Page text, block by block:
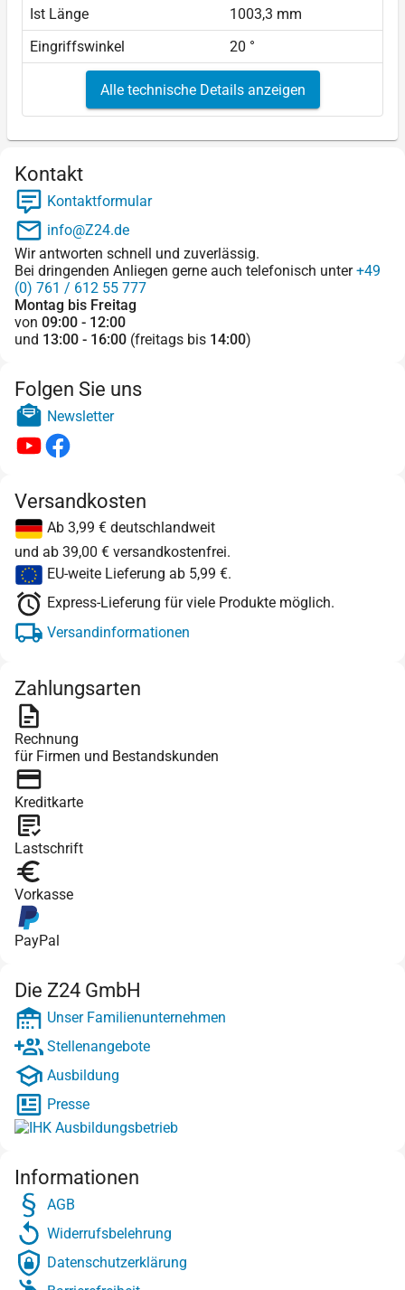
Ist Länge
1003,3 mm
Eingriffswinkel
20 °
Alle technische Details anzeigen
Kontakt
Kontaktformular
info@Z24.de
Wir antworten schnell und zuverlässig.
Bei dringenden Anliegen gerne auch telefonisch unter+49
(0) 761 / 612 55 777
Montag bis Freitag
von 09:00 - 12:00
und 13:00 - 16:00 (freitags bis 14:00)
Folgen Sie uns
Newsletter
Versandkosten
Ab 3,99 € deutschlandweit
und ab 39,00 € versandkostenfrei.
EU-weite Lieferung ab 5,99 €.
Express-Lieferung für viele Produkte möglich.
Versandinformationen
Zahlungsarten
Rechnung
für Firmen und Bestandskunden
Kreditkarte
Lastschrift
Vorkasse
PayPal
Die Z24 GmbH
Unser Familienunternehmen
Stellenangebote
Ausbildung
Presse
Informationen
AGB
Widerrufsbelehrung
Datenschutzerklärung